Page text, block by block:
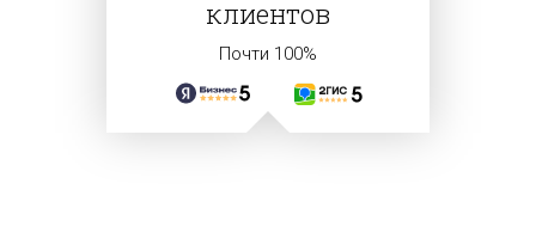
клиентов
Почти 100%